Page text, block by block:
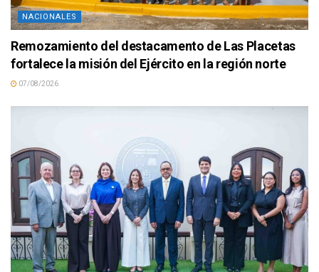
NACIONALES
Remozamiento del destacamento de Las Placetas
fortalece la misión del Ejército en la región norte
07/08/2026